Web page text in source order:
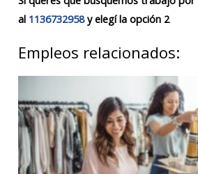
al 1136732958y elegí la opción 2
Empleos relacionados: